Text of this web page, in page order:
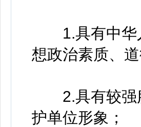
1.具有中华人
想政治素质、
2.具有较强服
护单位形象；